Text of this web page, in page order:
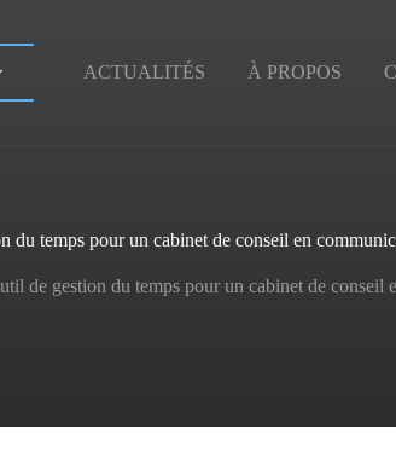
ACTUALITÉS À PROPOS
du temps pour un cabinet de conseil en
de gestion du temps pour un cabinet de conseil